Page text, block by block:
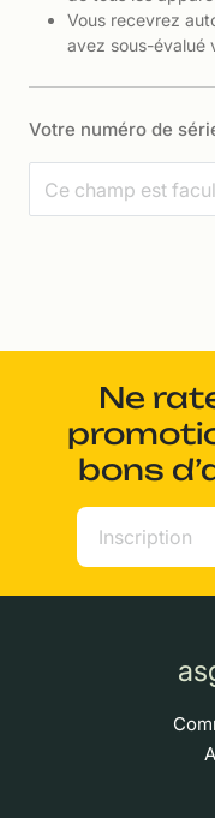
Vous recevrez
avez sous-évalué
Votre numéro de
Ne
bons